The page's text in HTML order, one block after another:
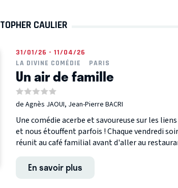
CAULIER
31/01/26 - 11/04/26
LA DIVINE COMÉDIE
PARIS
Un air de famille
de Agnès JAOUI, Jean-Pierre BACRI
Une comédie acerbe et savoureuse sur les
et nous étouffent parfois ! Chaque vendredi
réunit au café familial avant d'aller au
En savoir plus